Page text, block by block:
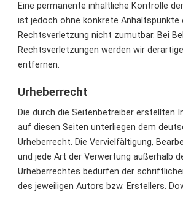
Eine permanente inhaltliche Kontrolle
ist jedoch ohne konkrete Anhaltspunkte
Rechtsverletzung nicht zumutbar. Bei
Rechtsverletzungen werden wir
entfernen.
Urheberrecht
Die durch die Seitenbetreiber erstellten
auf diesen Seiten unterliegen dem
Urheberrecht. Die Vervielfältigung,
und jede Art der Verwertung außerhalb
Urheberrechtes bedürfen der
des jeweiligen Autors bzw. Erstellers.